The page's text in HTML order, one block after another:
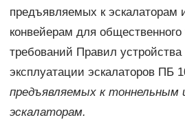
предъявляемых к эскалаторам
конвейерам для общественного
требований Правил устройства
эксплуатации эскалаторов ПБ
предъявляемых к
эскалаторам.